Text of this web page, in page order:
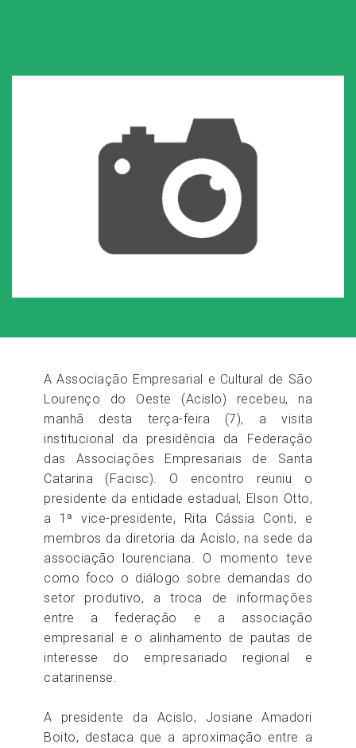
A Associação Empresarial e Cultural de São
Lourenço do Oeste (Acislo) recebeu, na
manhã desta terça-feira (7), a visita
institucional da presidência da Federação
das Associações Empresariais de Santa
Catarina (Facisc). O encontro reuniu o
presidente da entidade estadual, Elson Otto,
a 1ª vice-presidente, Rita Cássia Conti, e
membros da diretoria da Acislo, na sede da
associação lourenciana. O momento teve
como foco o diálogo sobre demandas do
setor produtivo, a troca de informações
entre a federação e a associação
empresarial e o alinhamento de pautas de
interesse do empresariado regional e
catarinense.
A presidente da Acislo, Josiane Amadori
Boito, destaca que a aproximação entre a